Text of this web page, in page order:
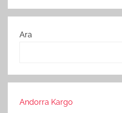
Ara
Andorra Kargo